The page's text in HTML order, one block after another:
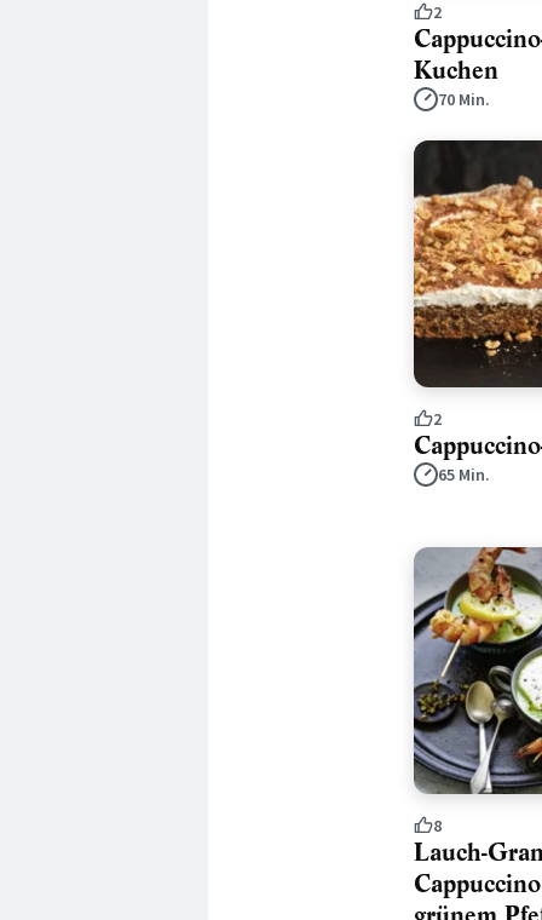
2
Kuchen
70 Min.
2
65 Min.
8
Lauch-